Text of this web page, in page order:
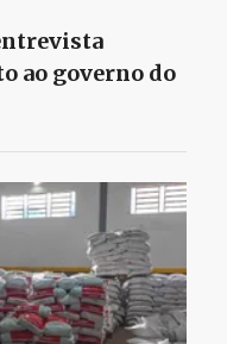
ao governo do